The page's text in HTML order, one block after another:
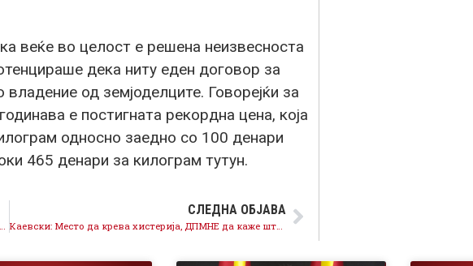
веќе во целост е решена неизвесноста
дека ниту еден договор за
од земјоделците. Говорејќи за
е постигната рекордна цена, која
односно заедно со 100 денари
465 денари за килограм тутун.
СЛЕДНА ОБЈАВА